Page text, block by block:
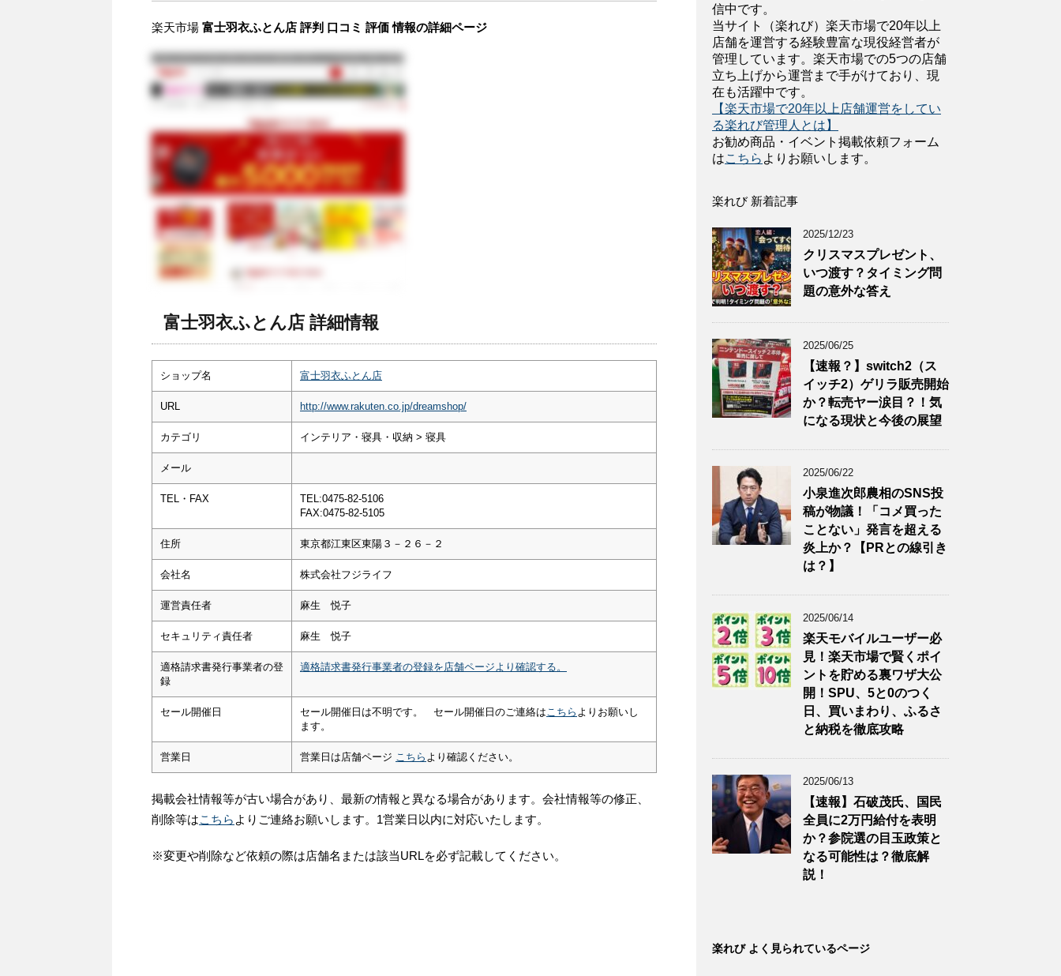
楽天市場 富士羽衣ふとん店 評判 口コミ 評価 情報の詳細ページ
富士羽衣ふとん店 詳細情報
ショップ名 富士羽衣ふとん店
URL http://www.rakuten.co.jp/dreamshop/
カテゴリ インテリア・寝具・収納 > 寝具
メール
TEL・FAX
TEL:0475-82-5106
FAX:0475-82-5105
住所 東京都江東区東陽３－２６－２
会社名 株式会社フジライフ
運営責任者 麻生 悦子
セキュリティ責任者 麻生 悦子
適格請求書発行事業者の登
録
適格請求書発行事業者の登録を店舗ページより確認する。
セール開催日 セール開催日は不明です。 セール開催日のご連絡は こちら よりお願いし
ます。
営業日 営業日は店舗ページ こちら より確認ください。
掲載会社情報等が古い場合があり、最新の情報と異なる場合があります。会社情報等の修正、
削除等はこちら よりご連絡お願いします。1営業日以内に対応いたします。
※変更や削除など依頼の際は店舗名または該当URLを必ず記載してください。
信中です。
当サイト（楽れび）楽天市場で20年以上
店舗を運営する経験豊富な現役経営者が
管理しています。楽天市場での5つの店舗
立ち上げから運営まで手がけており、現
在も活躍中です。
【楽天市場で20年以上店舗運営をしてい
る楽れび管理人とは】
お勧め商品・イベント掲載依頼フォーム
はこちら よりお願いします。
楽れび 新着記事
2025/12/23
クリスマスプレゼント、
いつ渡す？タイミング問
題の意外な答え
2025/06/25
【速報？】switch2（ス
イッチ2）ゲリラ販売開始
か？転売ヤー涙目？！気
になる現状と今後の展望
2025/06/22
小泉進次郎農相のSNS投
稿が物議！「コメ買った
ことない」発言を超える
炎上か？【PRとの線引き
は？】
2025/06/14
楽天モバイルユーザー必
見！楽天市場で賢くポイ
ントを貯める裏ワザ大公
開！SPU、5と0のつく
日、買いまわり、ふるさ
と納税を徹底攻略
2025/06/13
【速報】石破茂氏、国民
全員に2万円給付を表明
か？参院選の目玉政策と
なる可能性は？徹底解
説！
楽れび よく見られているページ